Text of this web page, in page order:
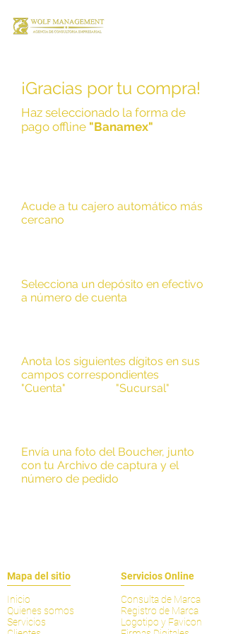
¡Gracias por tu compra!
Haz seleccionado la forma de
pago offline "Banamex"
Acude a tu cajero automático más
cercano
Selecciona un depósito en efectivo
a número de cuenta
Anota los siguientes dígitos en sus
campos correspondientes
"Cuenta"
"Sucursal"
Envía una foto del Boucher, junto
con tu Archivo de captura y el
número de pedido
Mapa del sitio
Inicio
Quienes somos
Servicios
Servicios Online
Consulta de Marca
Registro de Marca
Logotipo y Favicon